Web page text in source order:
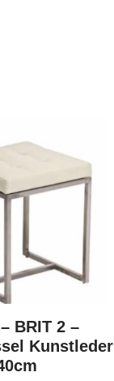
BRIT 2 –
Kunstleder